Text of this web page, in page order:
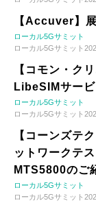
【Accuver】
ローカル5Gサミット
ローカル5Gサミット
【コモン・ク
LibeSIMサー
ローカル5Gサミット
ローカル5Gサミット
【コーンズ
ットワークテ
MTS5800のご
ローカル5Gサミット
ローカル5Gサミット